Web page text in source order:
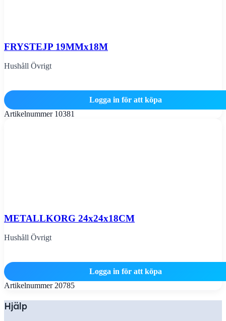
FRYSTEJP 19MMx18M
Hushåll Övrigt
Logga in för att köpa
Artikelnummer 10381
METALLKORG 24x24x18CM
Hushåll Övrigt
Logga in för att köpa
Artikelnummer 20785
Hjälp